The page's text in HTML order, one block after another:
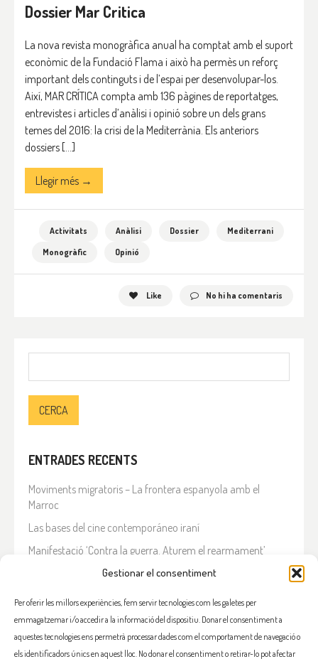
Gestionar el consentiment
Per oferir les millors experiències, fem servir tecnologies com les galetes per
emmagatzemar i/o accedir a la informació del dispositiu. Donar el consentiment a
aquestes tecnologies ens permetrà processar dades com el comportament de navegació o
els identificadors únics en aquest lloc. No donar el consentiment o retirar-lo pot afectar
Dossier Mar Critica
La nova revista monogràfica anual ha comptat amb el suport
econòmic de la Fundació Flama i això ha permès un reforç
important dels continguts i de l’espai per desenvolupar-los.
Així, MAR CRÍTICA compta amb 136 pàgines de reportatges,
entrevistes i articles d’anàlisi i opinió sobre un dels grans
temes del 2016: la crisi de la Mediterrània. Els anteriors
dossiers […]
Llegir més →
Activitats Anàlisi Dossier
Mediterrani
Monogràfic
Opinió
Like No hi ha comentaris
ENTRADES RECENTS
Moviments migratoris – La frontera espanyola amb el
Marroc
Las bases del cine contemporáneo iraní
Manifestació ‘Contra la guerra. Aturem el rearmament’
En solidaritat amb el Líban
Què està passant a l’Iran?
COMENTARIS RECENTS